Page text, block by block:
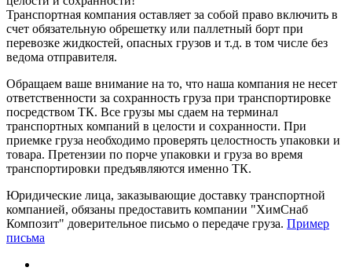
Транспортная компания оставляет за собой право включить в
счет обязательную обрешетку или паллетный борт при
перевозке жидкостей, опасных грузов и т.д. в том числе без
ведома отправителя.
Обращаем ваше внимание на то, что наша компания не несет
ответственности за сохранность груза при транспортировке
посредством ТК. Все грузы мы сдаем на терминал
транспортных компаний в целости и сохранности. При
приемке груза необходимо проверять целостность упаковки и
товара. Претензии по порче упаковки и груза во время
транспортировки предъявляются именно ТК.
Юридические лица, заказывающие доставку транспортной
компанией, обязаны предоставить компании "ХимСнаб
Композит" доверительное письмо о передаче груза. Пример
письма